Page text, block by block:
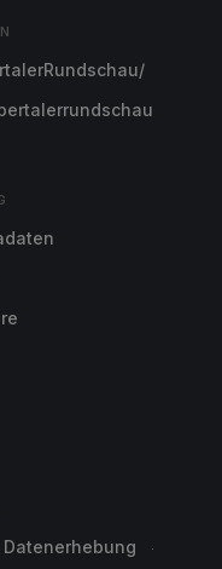
Datenerhebung